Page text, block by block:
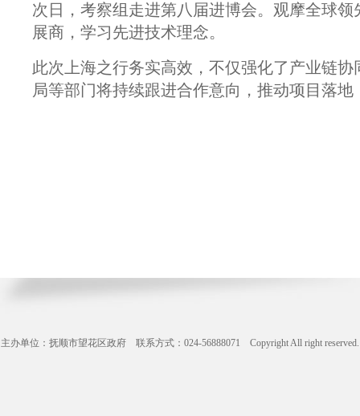
次日，考察组走进第八届进博会。观摩全球
展商，学习先进技术理念。
此次上海之行务实高效，不仅强化了产业链
局等部门将持续跟进合作意向，推动项目落
主办单位：抚顺市望花区政府 联系方式：024-56888071 Copyright All right